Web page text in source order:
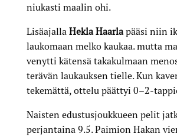
niukasti maalin ohi.
Lisäajalla Hekla Haarlapääsi niin
laukomaan melko kaukaa. mutta
venytti kätensä takakulmaan
terävän laukauksen tielle. Kun
tekemättä, ottelu päättyi 0–2-
Naisten edustusjoukkueen pelit
perjantaina 9.5. Paimion Hakan